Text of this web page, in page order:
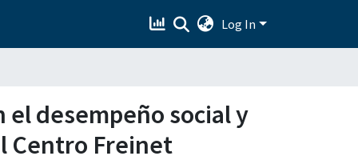
Log In
desempeño social y
Centro Freinet